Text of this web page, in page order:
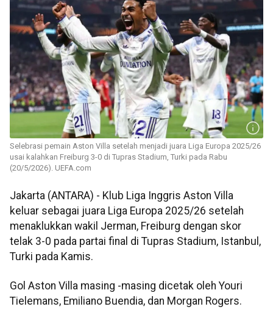
Selebrasi pemain Aston Villa setelah menjadi juara Liga Europa 2025/26
usai kalahkan Freiburg 3-0 di Tupras Stadium, Turki pada Rabu
(20/5/2026). UEFA.com
Jakarta (ANTARA) - Klub Liga Inggris Aston Villa
keluar sebagai juara Liga Europa 2025/26 setelah
menaklukkan wakil Jerman, Freiburg dengan skor
telak 3-0 pada partai final di Tupras Stadium, Istanbul,
Turki pada Kamis.
Gol Aston Villa masing -masing dicetak oleh Youri
Tielemans, Emiliano Buendia, dan Morgan Rogers.